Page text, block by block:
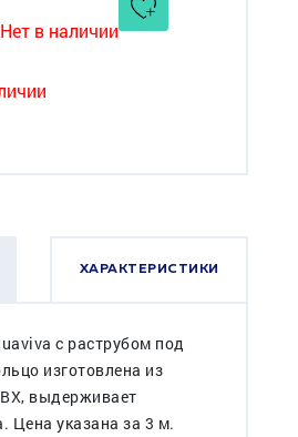
Нет в наличии
ХАРАКТЕРИСТИКИ
с раструбом под
изготовлена из
выдерживает
Цена указана за 3 м.